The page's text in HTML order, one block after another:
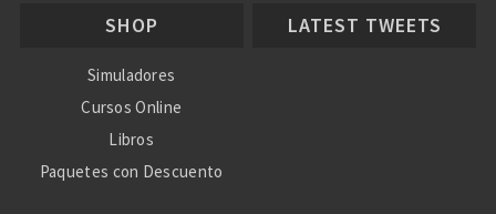
Ayuda
SHOP
Simuladores
Cursos Online
Libros
Paquetes con Descuento
LATEST TWEETS